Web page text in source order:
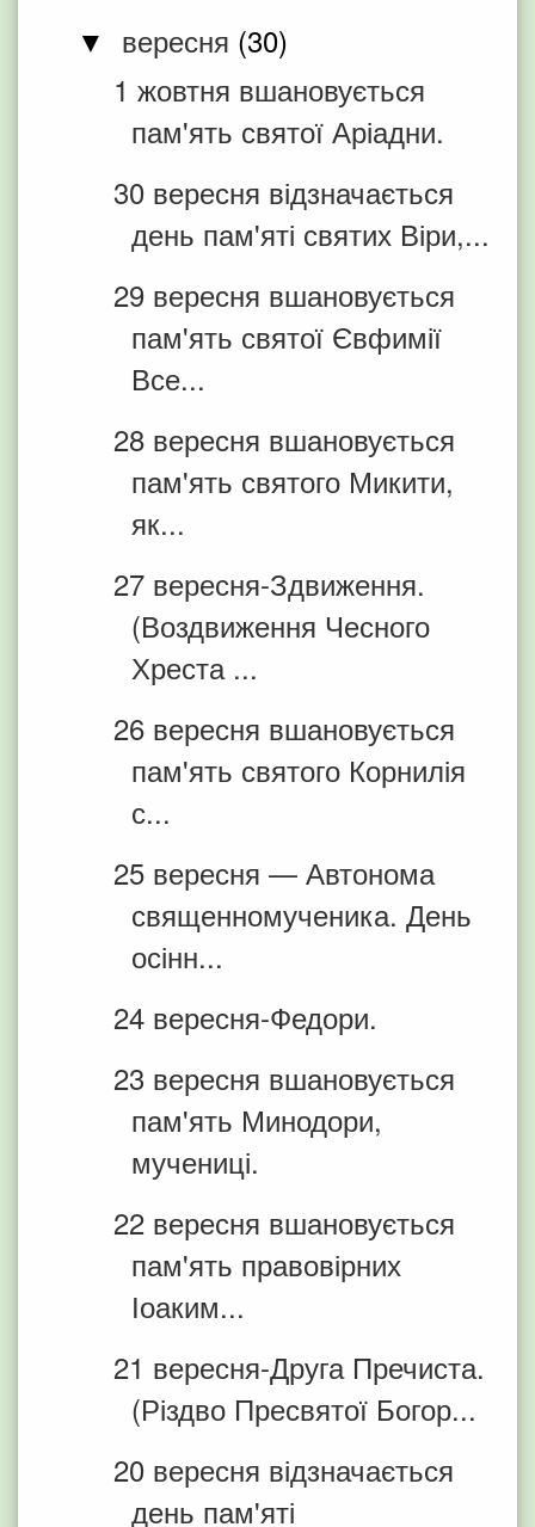
▼ вересня (30)
1 жовтня вшановується
пам'ять святої Аріадни.
30 вересня відзначається
день пам'яті святих Віри,...
29 вересня вшановується
пам'ять святої Євфимії
Все...
28 вересня вшановується
пам'ять святого Микити,
як...
27 вересня-Здвиження.
(Воздвиження Чесного
Хреста ...
26 вересня вшановується
пам'ять святого Корнилія
с...
25 вересня — Автонома
священномученика. День
осінн...
24 вересня-Федори.
23 вересня вшановується
пам'ять Минодори,
мучениці.
22 вересня вшановується
пам'ять правовірних
Іоаким...
21 вересня-Друга Пречиста.
(Різдво Пресвятої Богор...
20 вересня відзначається
день пам'яті